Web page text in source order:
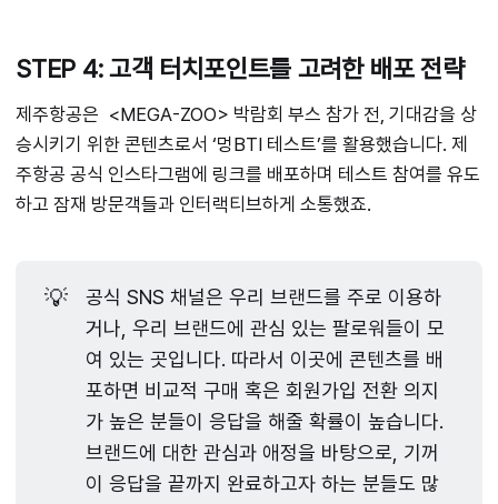
STEP 4: 고객 터치포인트를 고려한 배포 전략
제주항공은 <MEGA-ZOO> 박람회 부스 참가 전, 기대감을 상
승시키기 위한 콘텐츠로서 ‘멍BTI 테스트’를 활용했습니다. 제
주항공 공식 인스타그램에 링크를 배포하며 테스트 참여를 유도
하고 잠재 방문객들과 인터랙티브하게 소통했죠.
💡
공식 SNS 채널은 우리 브랜드를 주로 이용하
거나, 우리 브랜드에 관심 있는 팔로워들이 모
여 있는 곳입니다. 따라서 이곳에 콘텐츠를 배
포하면 비교적 구매 혹은 회원가입 전환 의지
가 높은 분들이 응답을 해줄 확률이 높습니다.
브랜드에 대한 관심과 애정을 바탕으로, 기꺼
이 응답을 끝까지 완료하고자 하는 분들도 많